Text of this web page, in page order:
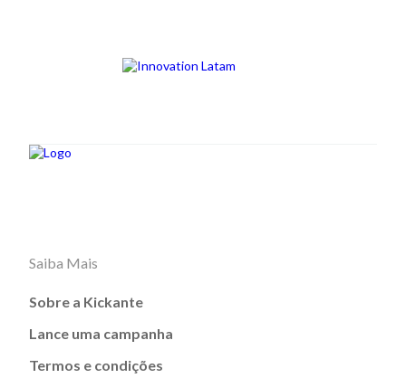
Saiba Mais
Sobre a Kickante
Lance uma campanha
Termos e condições